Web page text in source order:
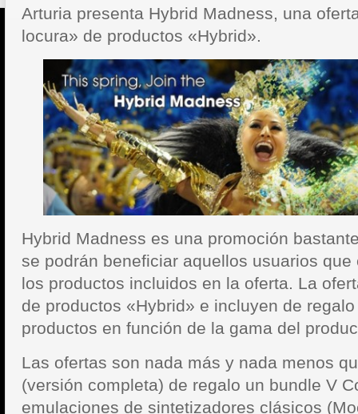
Arturia presenta Hybrid Madness, una
locura» de productos «Hybrid».
Hybrid Madness es una promoción
se podrán beneficiar aquellos usuarios
los productos incluidos en la oferta. La
de productos «Hybrid» e incluyen de
productos en función de la gama del
Las ofertas son nada más y nada menos
(versión completa) de regalo un bundle V
emulaciones de sintetizadores clásicos